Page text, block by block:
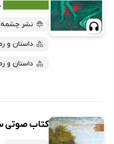
نشر چشمه
داستان و
داستان و
کتاب صوتی